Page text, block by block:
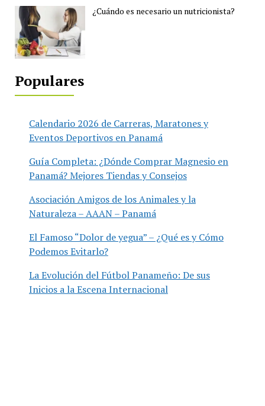
¿Cuándo es necesario un nutricionista?
Populares
Calendario 2026 de Carreras, Maratones y
Eventos Deportivos en Panamá
Guía Completa: ¿Dónde Comprar Magnesio en
Panamá? Mejores Tiendas y Consejos
Asociación Amigos de los Animales y la
Naturaleza – AAAN – Panamá
El Famoso “Dolor de yegua” – ¿Qué es y Cómo
Podemos Evitarlo?
La Evolución del Fútbol Panameño: De sus
Inicios a la Escena Internacional